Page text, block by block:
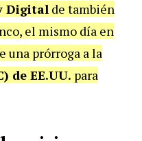
Digital de también
el mismo día en
una prórroga a la
de EE.UU. para